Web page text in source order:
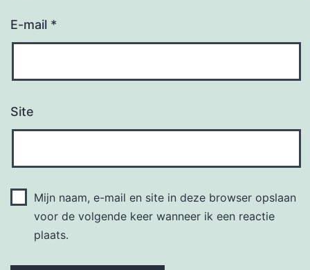
E-mail *
Site
Mijn naam, e-mail en site in deze browser opslaan
voor de volgende keer wanneer ik een reactie
plaats.